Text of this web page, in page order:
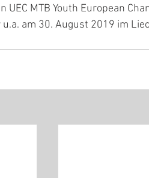
UEC MTB Youth European
u.a. am 30. August 2019 im